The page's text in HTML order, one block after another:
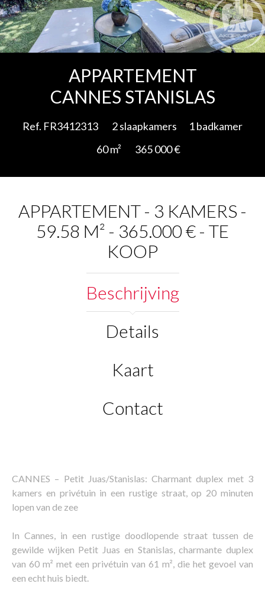
APPARTEMENT
CANNES STANISLAS
Ref. FR3412313 2 slaapkamers
1 badkamer
60 m²
365 000 €
APPARTEMENT - 3 KAMERS -
59.58 M² - 365.000 € - TE
KOOP
Beschrijving
Details
Kaart
Contact
CANNES – Petit Juas/Stanislas: Charmant duplex met 3
kamers en privétuin in een rustige straat, op 20 minuten
lopen van de zee
In Cannes, in een rustige doodlopende straat tussen de
gewilde wijken Petit Juas en Stanislas, charmante duplex
van 60 m² met een privétuin van 61 m², die het gevoel van
een echt huis biedt.